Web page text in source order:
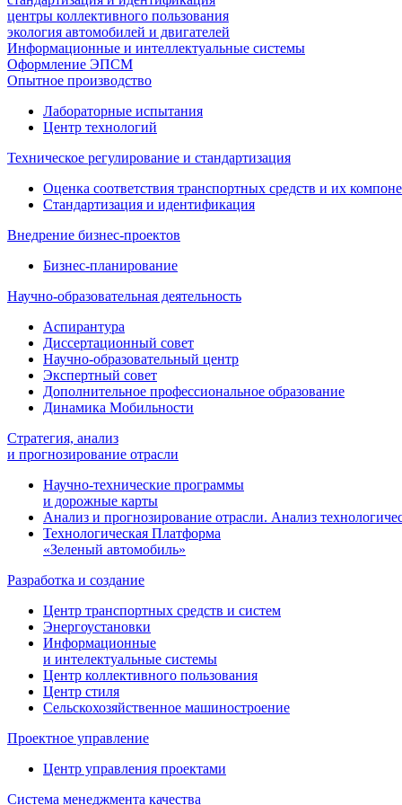
центры коллективного пользования
экология автомобилей и двигателей
Информационные и интеллектуальные системы
Оформление ЭПСМ
Опытное производство
Лабораторные испытания
Центр технологий
Техническое регулирование и стандартизация
Оценка соответствия транспортных средств и их
Стандартизация и идентификация
Внедрение бизнес-проектов
Бизнес-планирование
Научно-образовательная деятельность
Аспирантура
Диссертационный совет
Научно-образовательный центр
Экспертный совет
Дополнительное профессиональное образование
Динамика Мобильности
Стратегия, анализ
и прогнозирование отрасли
Научно-технические программы
и дорожные карты
Анализ и прогнозирование отрасли. Анализ
Технологическая Платформа
«Зеленый автомобиль»
Разработка и создание
Центр транспортных средств и систем
Энергоустановки
Информационные
и интелектуальные системы
Центр коллективного пользования
Центр стиля
Сельскохозяйственное машиностроение
Проектное управление
Центр управления проектами
Система менеджмента качества